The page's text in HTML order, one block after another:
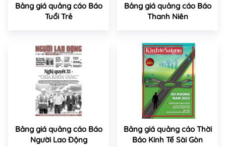
Bảng giá quảng cáo Báo
Tuổi Trẻ
Bảng giá quảng cáo Báo
Thanh Niên
Bảng giá quảng cáo Báo
Người Lao Động
Bảng giá quảng cáo Thời
Báo Kinh Tế Sài Gòn